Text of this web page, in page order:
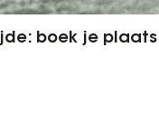
boek je plaats